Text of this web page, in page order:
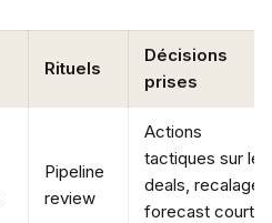
Rituels
Décisions
prises
Pipeline
review
Actions
tactiques sur les
deals, recalage
forecast court